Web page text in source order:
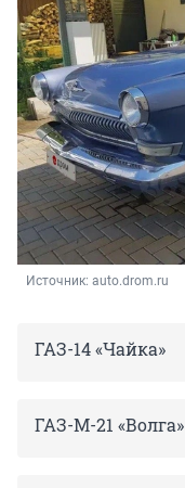
Источник: auto.drom.ru
ГАЗ-14 «Чайка»
ГАЗ-М-21 «Волга»